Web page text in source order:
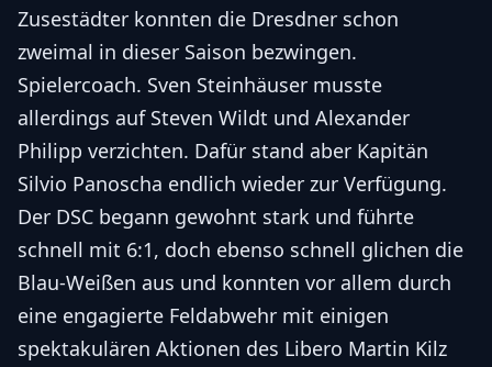
Zusestädter konnten die Dresdner schon
zweimal in dieser Saison bezwingen.
Spielercoach. Sven Steinhäuser musste
allerdings auf Steven Wildt und Alexander
Philipp verzichten. Dafür stand aber Kapitän
Silvio Panoscha endlich wieder zur Verfügung.
Der DSC begann gewohnt stark und führte
schnell mit 6:1, doch ebenso schnell glichen die
Blau-Weißen aus und konnten vor allem durch
eine engagierte Feldabwehr mit einigen
spektakulären Aktionen des Libero Martin Kilz